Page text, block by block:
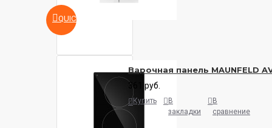
QUICKVIEW
Варочная панель MAUNFELD
361 руб.
Купить
В
закладки
В
сравнение